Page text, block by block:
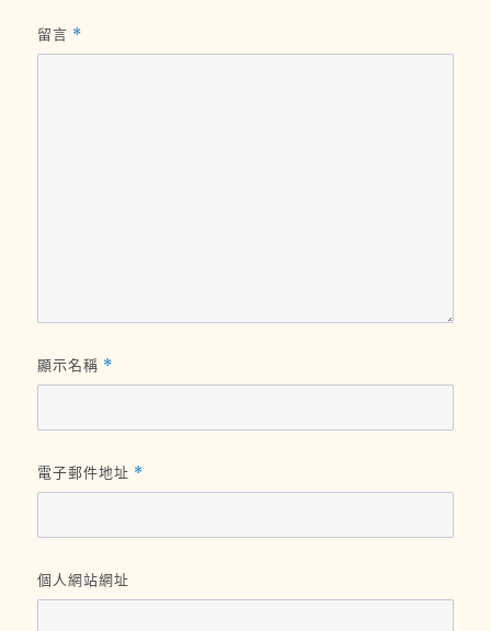
留言 *
顯示名稱 *
電子郵件地址 *
個人網站網址